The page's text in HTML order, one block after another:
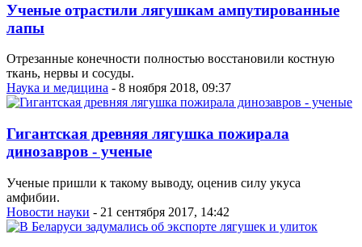
Ученые отрастили лягушкам ампутированные
лапы
Отрезанные конечности полностью восстановили костную
ткань, нервы и сосуды.
Наука и медицина - 8 ноября 2018, 09:37
Гигантская древняя лягушка пожирала
динозавров - ученые
Ученые пришли к такому выводу, оценив силу укуса
амфибии.
Новости науки - 21 сентября 2017, 14:42